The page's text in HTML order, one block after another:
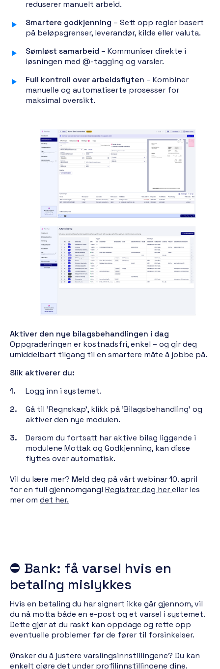
reduserer manuelt arbeid.
Smartere godkjenning – Sett opp regler basert
på beløpsgrenser, leverandør, kilde eller valuta.
Sømløst samarbeid – Kommuniser direkte i
løsningen med @-tagging og varsler.
Full kontroll over arbeidsflyten – Kombiner
manuelle og automatiserte prosesser for
maksimal oversikt.
Aktiver den nye bilagsbehandlingen i dag
Oppgraderingen er kostnadsfri, enkel – og gir deg
umiddelbart tilgang til en smartere måte å jobbe på.
Slik aktiverer du:
Logg inn i systemet.
Gå til 'Regnskap', klikk på 'Bilagsbehandling' og
aktiver den nye modulen.
Dersom du fortsatt har aktive bilag liggende i
modulene Mottak og Godkjenning, kan disse
flyttes over automatisk.
Vil du lære mer? Meld deg på vårt webinar 10. april
for en full gjennomgang! Registrer deg hereller les
mer om det her.
⛔︎ Bank: få varsel hvis en
betaling mislykkes
Hvis en betaling du har signert ikke går gjennom, vil
du nå motta både en e-post og et varsel i systemet.
Dette gjør at du raskt kan oppdage og rette opp
eventuelle problemer før de fører til forsinkelser.
Ønsker du å justere varslingsinnstillingene? Du kan
enkelt gjøre det under profilinnstillingene dine.